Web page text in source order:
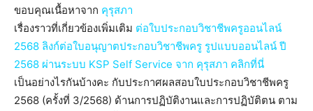
ขอบคุณเนื้อหาจาก คุรุสภา
เรื่องราวที่เกี่ยวข้องเพิ่มเติม ต่อใบประกอบวิชาชีพครูออนไลน์
2568 ลิงก์ต่อใบอนุญาตประกอบวิชาชีพครู รูปแบบออนไลน์ ปี
2568 ผ่านระบบ KSP Self Service จาก คุรุสภา คลิกที่นี่
เป็นอย่างไรกันบ้างคะ กับประกาศผลสอบใบประกอบวิชาชีพครู
2568 (ครั้งที่ 3/2568) ด้านการปฏิบัติงานและการปฏิบัติตน ตาม